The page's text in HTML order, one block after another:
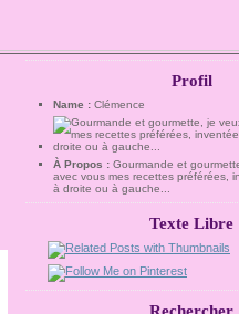
Profil
Name : Clémence
À Propos : Gourmande et
avec vous mes recettes préférées,
à droite ou à gauche...
Texte Libre